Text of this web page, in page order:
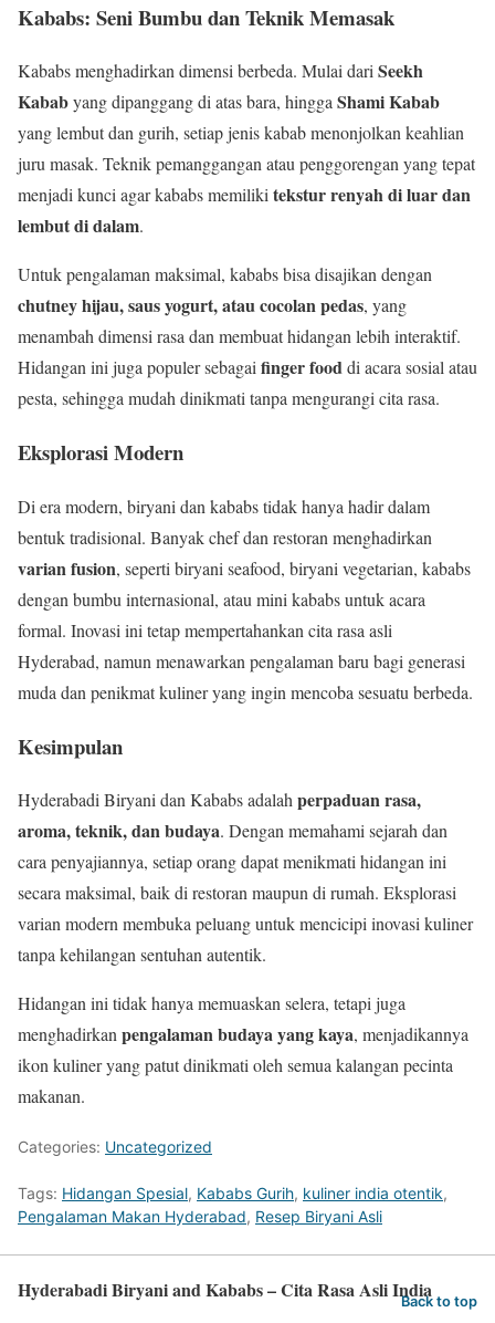
Kababs: Seni Bumbu dan Teknik Memasak
Kababs menghadirkan dimensi berbeda. Mulai dariSeekh
Kababyang dipanggang di atas bara, hinggaShami Kabab
yang lembut dan gurih, setiap jenis kabab menonjolkan keahlian
juru masak. Teknik pemanggangan atau penggorengan yang tepat
menjadi kunci agar kababs memilikitekstur renyah di luar dan
lembut di dalam.
Untuk pengalaman maksimal, kababs bisa disajikan dengan
chutney hijau, saus yogurt, atau cocolan pedas, yang
menambah dimensi rasa dan membuat hidangan lebih interaktif.
Hidangan ini juga populer sebagaifinger fooddi acara sosial atau
pesta, sehingga mudah dinikmati tanpa mengurangi cita rasa.
Eksplorasi Modern
Di era modern, biryani dan kababs tidak hanya hadir dalam
bentuk tradisional. Banyak chef dan restoran menghadirkan
varian fusion, seperti biryani seafood, biryani vegetarian, kababs
dengan bumbu internasional, atau mini kababs untuk acara
formal. Inovasi ini tetap mempertahankan cita rasa asli
Hyderabad, namun menawarkan pengalaman baru bagi generasi
muda dan penikmat kuliner yang ingin mencoba sesuatu berbeda.
Kesimpulan
Hyderabadi Biryani dan Kababs adalahperpaduan rasa,
aroma, teknik, dan budaya. Dengan memahami sejarah dan
cara penyajiannya, setiap orang dapat menikmati hidangan ini
secara maksimal, baik di restoran maupun di rumah. Eksplorasi
varian modern membuka peluang untuk mencicipi inovasi kuliner
tanpa kehilangan sentuhan autentik.
Hidangan ini tidak hanya memuaskan selera, tetapi juga
menghadirkanpengalaman budaya yang kaya, menjadikannya
ikon kuliner yang patut dinikmati oleh semua kalangan pecinta
makanan.
Categories: Uncategorized
Tags: Hidangan Spesial, Kababs Gurih, kuliner india otentik,
Pengalaman Makan Hyderabad, Resep Biryani Asli
Hyderabadi Biryani and Kababs – Cita Rasa Asli IndiaBack to top